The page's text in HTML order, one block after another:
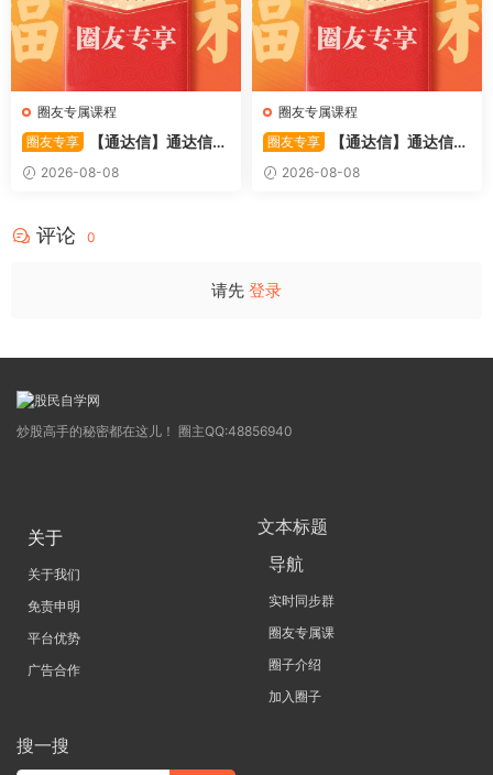
圈友专属课程
圈友专享
【通达信】通达信
〖极致主力〗主副图/选股 放
量不算突破，站上压力才算！
2026-08-08
圈友专属课程
圈友专享
【通达信】通达信
〖超强MACD〗副图指标 斐波
那契+三重共振，捕捉买卖
2026-08-08
评论 0
请先 登录
炒股高手的秘密都在这儿！ 圈主QQ:48856940
关于
关于我们
免责申明
平台优势
广告合作
文本标题
导航
实时同步群
圈友专属课
圈子介绍
加入圈子
搜一搜